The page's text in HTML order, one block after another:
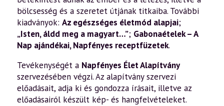
bölcsesség és a szeretet útjának titkaiba. További
kiadványok: Az egészséges életmód alapjai;
„Isten, áldd meg a magyart…”; Gabonaételek – A
Nap ajándékai,Napfényes receptfüzetek.
Tevékenységét a Napfényes Élet Alapítvány
szervezésében végzi. Az alapítvány szervezi
előadásait, adja ki és gondozza írásait, illetve az
előadásairól készült kép- és hangfelvételeket.